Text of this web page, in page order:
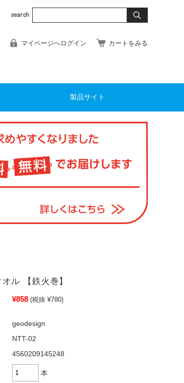
マイページへログイン カートをみる
製品サイト
ル 【鉄火巻】
¥858 (税抜 ¥780)
geodesign
NTT-02
4560209145248
本